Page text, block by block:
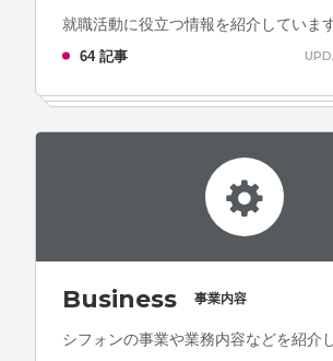
就職活動に役立つ情報を紹介しています
64 記事
Business 事業内容
シフォンの事業や業務内容などを紹介